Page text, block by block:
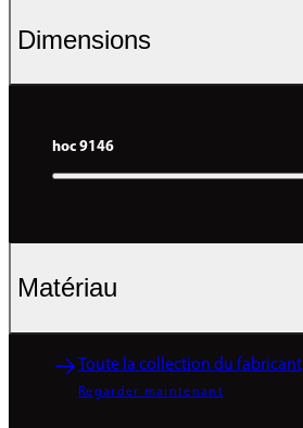
Dimensions
hoc 9146
Matériau
Toute la collection du fabricant
Regarder maintenant